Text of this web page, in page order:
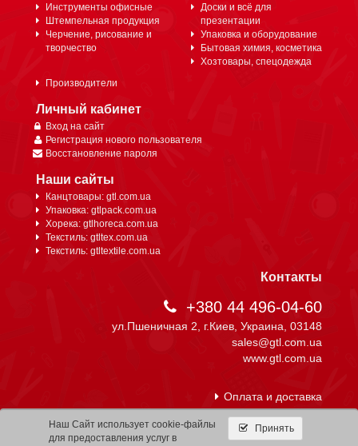
Инструменты офисные
Штемпельная продукция
Черчение, рисование и
творчество
Доски и всё для
презентации
Упаковка и оборудование
Бытовая химия, косметика
Хозтовары, спецодежда
Производители
Личный кабинет
Вход на сайт
Регистрация нового пользователя
Восстановление пароля
Наши сайты
Канцтовары: gtl.com.ua
Упаковка: gtlpack.com.ua
Хорека: gtlhoreca.com.ua
Текстиль: gtltex.com.ua
Текстиль: gtltextile.com.ua
Контакты
+380 44 496-04-60
ул.Пшеничная 2, г.Киев, Украина, 03148
sales@gtl.com.ua
www.gtl.com.ua
Оплата и доставка
Принять
Наш Сайт использует cookie-файлы
для предоставления услуг в